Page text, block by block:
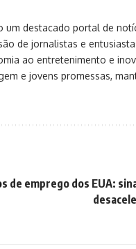
um destacado portal de
de jornalistas e
ao entretenimento e
e jovens promessas,
de emprego dos EUA: